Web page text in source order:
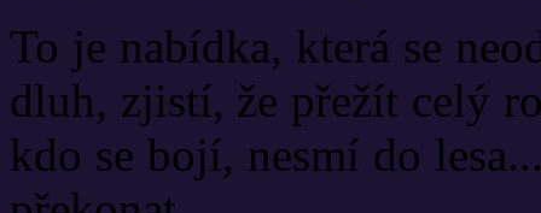
To je nabídka, která se
dluh, zjistí, že přežít celý
kdo se bojí, nesmí do